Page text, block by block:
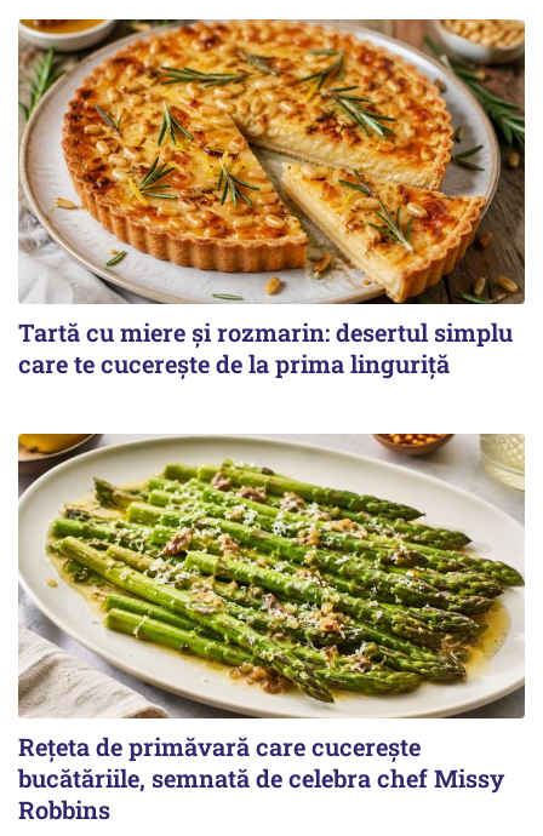
Tartă cu miere și rozmarin: desertul simplu
care te cucerește de la prima linguriță
Rețeta de primăvară care cucerește
bucătăriile, semnată de celebra chef Missy
Robbins